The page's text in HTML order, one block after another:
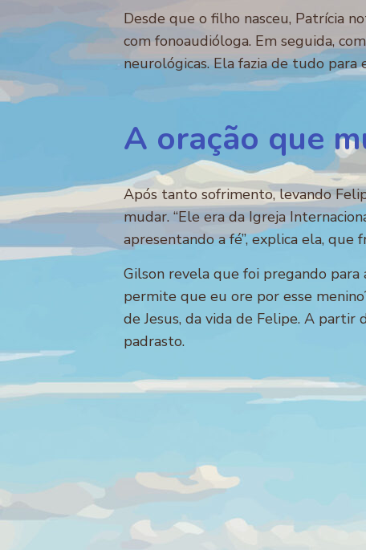
Desde que o filho nasceu, Patrícia
com fonoaudióloga. Em seguida,
neurológicas. Ela fazia de tudo para
A oração que
Após tanto sofrimento, levando
mudar. “Ele era da Igreja
apresentando a fé”, explica ela,
Gilson revela que foi pregando para
permite que eu ore por esse
de Jesus, da vida de Felipe. A
padrasto.